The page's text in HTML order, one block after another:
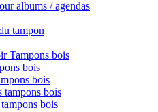
albums / agendas
tampon
Tampons bois
bois
bois
tampons bois
bois